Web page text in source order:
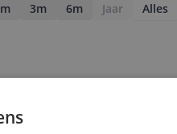
3m 6m Jaar Alles